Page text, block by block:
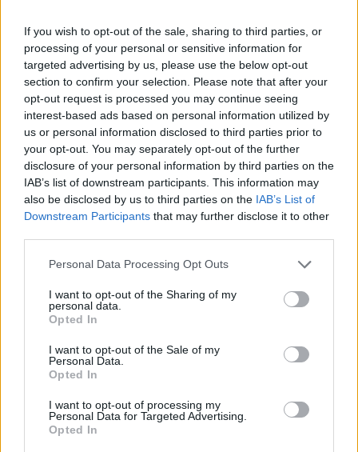
If you wish to opt-out of the sale, sharing to third parties, or
processing of your personal or sensitive information for
targeted advertising by us, please use the below opt-out
section to confirm your selection. Please note that after your
opt-out request is processed you may continue seeing
interest-based ads based on personal information utilized by
us or personal information disclosed to third parties prior to
your opt-out. You may separately opt-out of the further
disclosure of your personal information by third parties on the
IAB’s list of downstream participants. This information may
also be disclosed by us to third parties on the IAB’s List of
Downstream Participants that may further disclose it to other
Personal Data Processing Opt Outs
I want to opt-out of the Sharing of my
personal data.
Opted In
I want to opt-out of the Sale of my
Personal Data.
Opted In
I want to opt-out of processing my
Personal Data for Targeted Advertising.
Opted In
Sulla A13 Bologna-Padova, è stata annullata la chiusura della
stazione di Rovigo sud Villamarzana, che era prevista dalle 22:00 di
questa sera, giovedì 29, alle 6:00 di venerdì 30 ottobre.
Per consentire lavori di pavimentazione è confermata, come da
programma, la chiusura della stazione di Rovigo sud Villamarzana,
in entrata verso Padova e in uscita per chi proviene da Bologna,
dalle 22:00 di venerdì 30 alle 6:00 di sabato 31 ottobre.
In alternativa si consiglia di utilizzare la stazione autostradale di